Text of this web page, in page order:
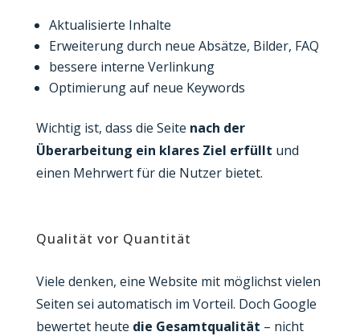
Aktualisierte Inhalte
Erweiterung durch neue Absätze, Bilder, FAQ
bessere interne Verlinkung
Optimierung auf neue Keywords
Wichtig ist, dass die Seite nach der
Überarbeitung ein klares Ziel erfüllt und
einen Mehrwert für die Nutzer bietet.
Qualität vor Quantität
Viele denken, eine Website mit möglichst vielen
Seiten sei automatisch im Vorteil. Doch Google
bewertet heute die Gesamtqualität – nicht